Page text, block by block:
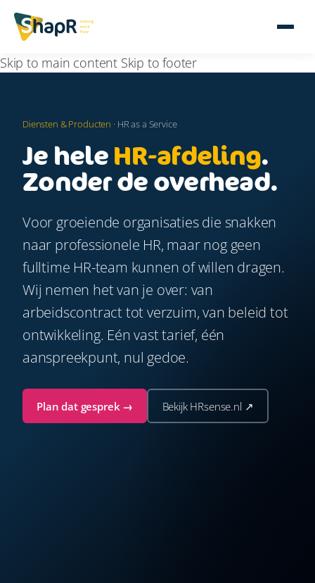
Skip to main content Skip to footer
Diensten & Producten · HR as a Service
Je hele HR-afdeling.
Zonder de overhead.
Voor groeiende organisaties die snakken
naar professionele HR, maar nog geen
fulltime HR-team kunnen of willen dragen.
Wij nemen het van je over: van
arbeidscontract tot verzuim, van beleid tot
ontwikkeling. Eén vast tarief, één
aanspreekpunt, nul gedoe.
Plan dat gesprek → Bekijk HRsense.nl ↗